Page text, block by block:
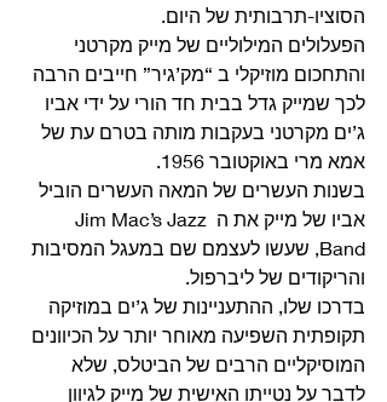
הסוציו-תרבותית של היום.
הפעלולים המילוליים של מייק מקרטני
והתחכום מוזיקלי ב “מק’גיר” חייבים הרבה
לכך שמייק גדל בבית חד הורי על ידי אביו
ג’ים מקרטני בעקבות מותה בטרם עת של
אמא מרי באוקטובר 1956.
בשנות העשרים של המאה העשרים הוביל
אביו של מייק את ה Jim Mac’s Jazz
Band, שעשו לעצמם שם במעגל המסיבות
והריקודים של ליברפול.
בדרכו שלו, ההתעניינות של ג’ים במוזיקה
תקופתית השפיעה מאוחר יותר על הכיוונים
המוסיקליים הרבים של הביטלס, שלא
לדבר על נטייתו האישית של מייק לגיוון